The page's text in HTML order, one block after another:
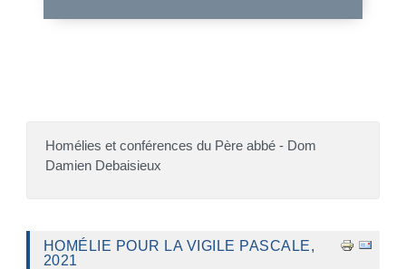
Homélies et conférences du Père abbé - Dom
Damien Debaisieux
HOMÉLIE POUR LA VIGILE PASCALE,
2021